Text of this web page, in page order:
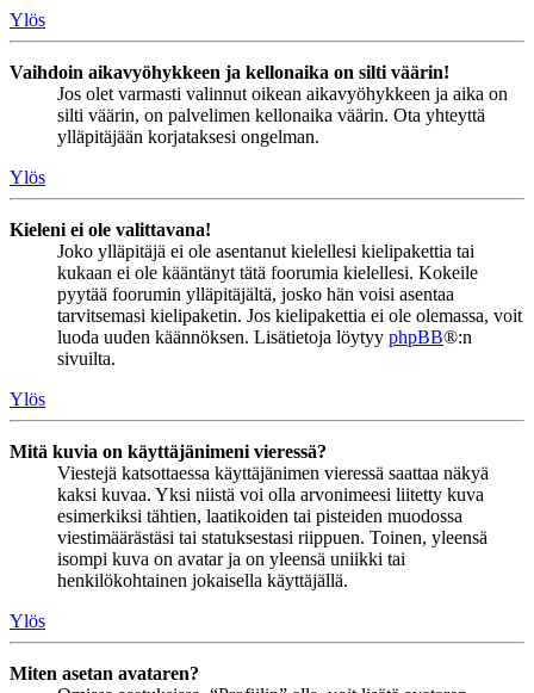
Ylös
Vaihdoin aikavyöhykkeen ja kellonaika on silti väärin!
Jos olet varmasti valinnut oikean aikavyöhykkeen ja aika on
silti väärin, on palvelimen kellonaika väärin. Ota yhteyttä
ylläpitäjään korjataksesi ongelman.
Ylös
Kieleni ei ole valittavana!
Joko ylläpitäjä ei ole asentanut kielellesi kielipakettia tai
kukaan ei ole kääntänyt tätä foorumia kielellesi. Kokeile
pyytää foorumin ylläpitäjältä, josko hän voisi asentaa
tarvitsemasi kielipaketin. Jos kielipakettia ei ole olemassa, voit
luoda uuden käännöksen. Lisätietoja löytyy phpBB®:n
sivuilta.
Ylös
Mitä kuvia on käyttäjänimeni vieressä?
Viestejä katsottaessa käyttäjänimen vieressä saattaa näkyä
kaksi kuvaa. Yksi niistä voi olla arvonimeesi liitetty kuva
esimerkiksi tähtien, laatikoiden tai pisteiden muodossa
viestimäärästäsi tai statuksestasi riippuen. Toinen, yleensä
isompi kuva on avatar ja on yleensä uniikki tai
henkilökohtainen jokaisella käyttäjällä.
Ylös
Miten asetan avataren?